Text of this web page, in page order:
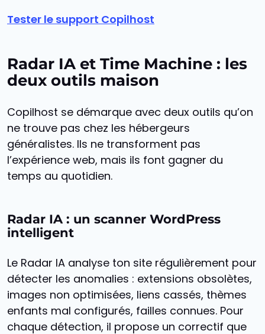
Tester le support Copilhost
Radar IA et Time Machine : les
deux outils maison
Copilhost se démarque avec deux outils qu’on
ne trouve pas chez les hébergeurs
généralistes. Ils ne transforment pas
l’expérience web, mais ils font gagner du
temps au quotidien.
Radar IA : un scanner WordPress
intelligent
Le Radar IA analyse ton site régulièrement pour
détecter les anomalies : extensions obsolètes,
images non optimisées, liens cassés, thèmes
enfants mal configurés, failles connues. Pour
chaque détection, il propose un correctif que